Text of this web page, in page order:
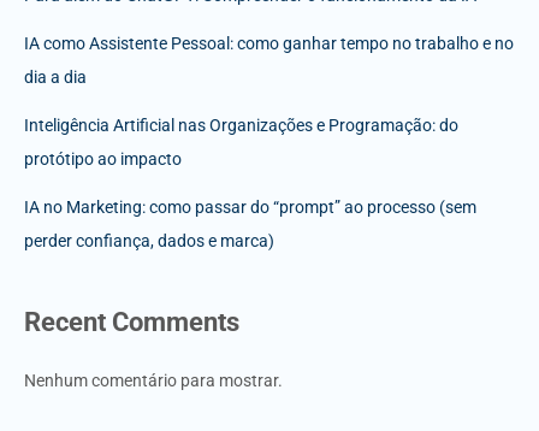
IA como Assistente Pessoal: como ganhar tempo no trabalho e no
dia a dia
Inteligência Artificial nas Organizações e Programação: do
protótipo ao impacto
IA no Marketing: como passar do “prompt” ao processo (sem
perder confiança, dados e marca)
Recent Comments
Nenhum comentário para mostrar.